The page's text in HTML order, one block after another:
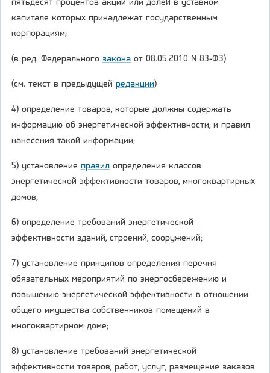
пятьдесят процентов акций или долей в уставном
капитале которых принадлежат государственным
корпорациям;
(в ред. Федерального закона от 08.05.2010 N 83-ФЗ)
(см. текст в предыдущей редакции)
4) определение товаров, которые должны содержать
информацию об энергетической эффективности, и правил
нанесения такой информации;
5) установление правил определения классов
энергетической эффективности товаров, многоквартирных
домов;
6) определение требований энергетической
эффективности зданий, строений, сооружений;
7) установление принципов определения перечня
обязательных мероприятий по энергосбережению и
повышению энергетической эффективности в отношении
общего имущества собственников помещений в
многоквартирном доме;
8) установление требований энергетической
эффективности товаров, работ, услуг, размещение заказов